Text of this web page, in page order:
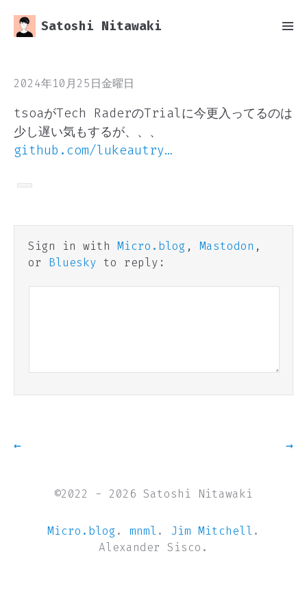
Satoshi Nitawaki
2024年10月25日金曜日
tsoaがTech RaderのTrialに今更入ってるのは
少し遅い気もするが、、、
github.com/lukeautry…
Sign in with Micro.blog , Mastodon ,
or Bluesky to reply:
← →
©2022 - 2026 Satoshi Nitawaki
Micro.blog . mnml . Jim Mitchell .
Alexander Sisco.